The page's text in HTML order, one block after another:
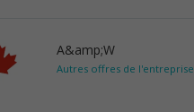
A&amp;W
Autres offres de l'entreprise